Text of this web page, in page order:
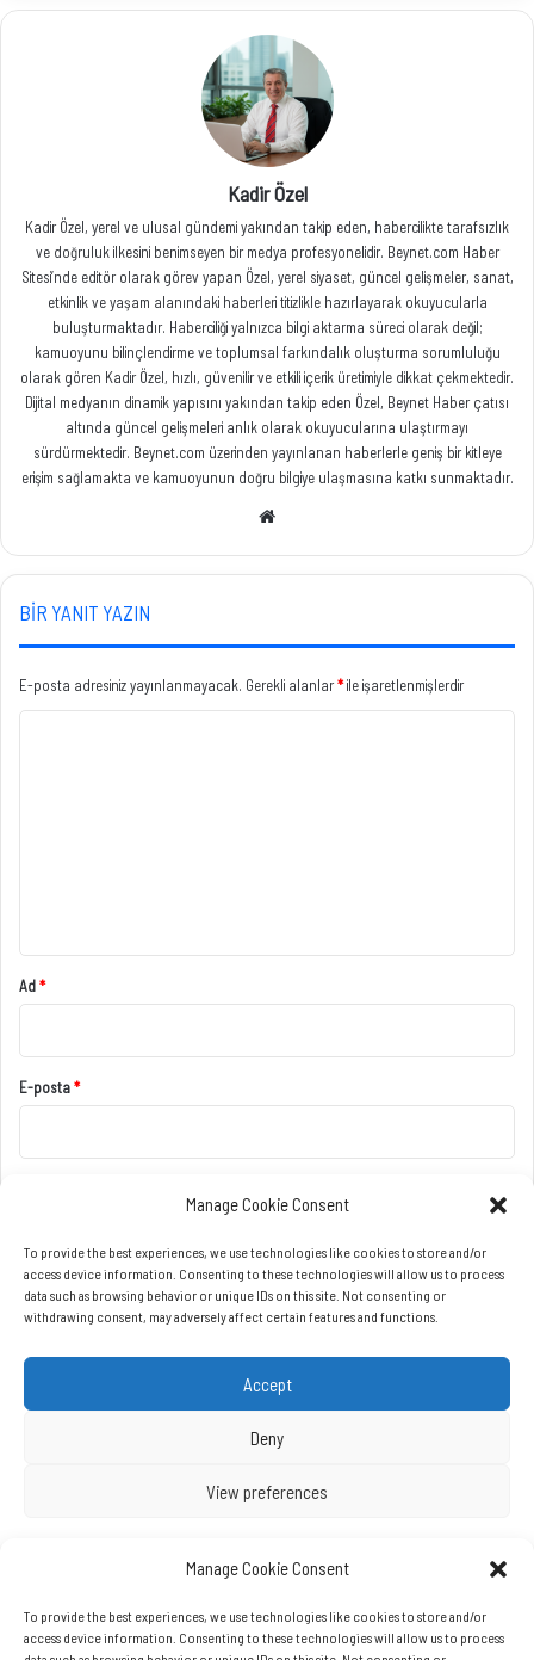
Manage Cookie Consent
To provide the best experiences, we use technologies like cookies to store and/or
access device information. Consenting to these technologies will allow us to process